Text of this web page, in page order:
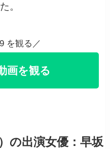
。
を観る／
画を観る
の出演女優：早坂